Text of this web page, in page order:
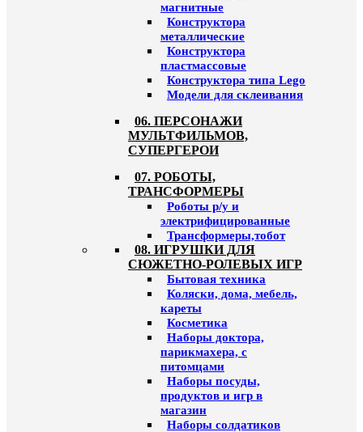
магнитные
Конструктора
металлические
Конструктора
пластмассовые
Конструктора типа Lego
Модели для склеивания
06. ПЕРСОНАЖИ
МУЛЬТФИЛЬМОВ,
СУПЕРГЕРОИ
07. РОБОТЫ,
ТРАНСФОРМЕРЫ
Роботы р/у и
электрифицированные
Трансформеры,тобот
08. ИГРУШКИ ДЛЯ
СЮЖЕТНО-РОЛЕВЫХ ИГР
Бытовая техника
Коляски, дома, мебель,
кареты
Косметика
Наборы доктора,
парикмахера, с
питомцами
Наборы посуды,
продуктов и игр в
магазин
Наборы солдатиков